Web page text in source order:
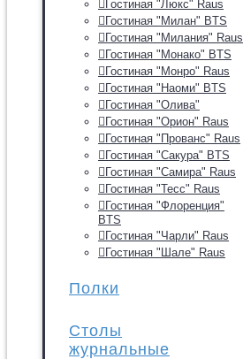
Гостиная "Люкс" Raus
Гостиная "Милан" BTS
Гостиная "Милания" Raus
Гостиная "Монако" BTS
Гостиная "Монро" Raus
Гостиная "Наоми" BTS
Гостиная "Олива"
Гостиная "Орион" Raus
Гостиная "Прованс" Raus
Гостиная "Сакура" BTS
Гостиная "Самира" Raus
Гостиная "Тесс" Raus
Гостиная "Флоренция"
BTS
Гостиная "Чарли" Raus
Гостиная "Шале" Raus
Полки
Столы
журнальные